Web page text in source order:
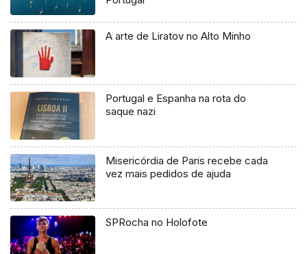
A arte de Liratov no Alto Minho
Portugal e Espanha na rota do
saque nazi
Misericórdia de Paris recebe cada
vez mais pedidos de ajuda
SPRocha no Holofote